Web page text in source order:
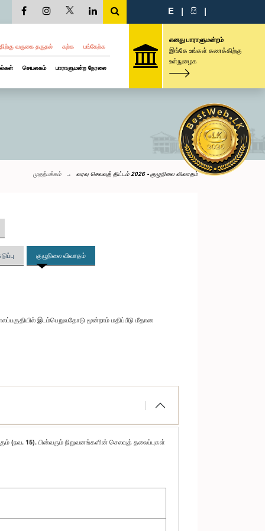
E | සි |
வருகை தருதல் கற்க பங்கேற்க
செயலகம் பாராளுமன்ற நேரலை
எனது பாராளுமன்றம்
இங்கே உங்கள் கணக்கிற்கு
உள்நுழைக
முதற்பக்கம் வரவு செலவுத் திட்டம் 2026 - குழுநிலை விவாதம்
குழுநிலை விவாதம்
இடம்பெறுவதோடு மூன்றாம் மதிப்பீடு மீதான
(நவ. 15). பின்வரும் நிறுவனங்களின் செலவுத் தலைப்புகள்